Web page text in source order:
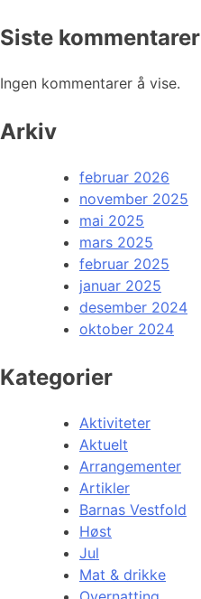
Siste kommentarer
Ingen kommentarer å vise.
Arkiv
februar 2026
november 2025
mai 2025
mars 2025
februar 2025
januar 2025
desember 2024
oktober 2024
Kategorier
Aktiviteter
Aktuelt
Arrangementer
Artikler
Barnas Vestfold
Høst
Jul
Mat & drikke